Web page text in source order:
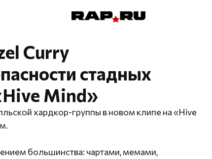
Curry
стадных
Mind»
хардкор-группы в новом клипе на «Hive
большинства: чартами, мемами,